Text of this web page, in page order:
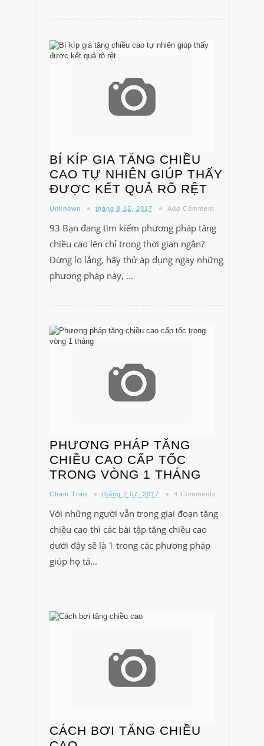
BÍ KÍP GIA TĂNG CHIỀU
CAO TỰ NHIÊN GIÚP THẤY
ĐƯỢC KẾT QUẢ RÕ RỆT
Unknown tháng 8 12, 2017 Add Comment
93 Bạn đang tìm kiếm phương pháp tăng
chiều cao lên chỉ trong thời gian ngắn?
Đừng lo lắng, hãy thử áp dụng ngay những
phương pháp này, ...
PHƯƠNG PHÁP TĂNG
CHIỀU CAO CẤP TỐC
TRONG VÒNG 1 THÁNG
Cham Tran tháng 2 07, 2017 4 Comments
Với những người vẫn trong giai đoạn tăng
chiều cao thì các bài tập tăng chiều cao
dưới đây sẽ là 1 trong các phương pháp
giúp họ tă...
CÁCH BƠI TĂNG CHIỀU